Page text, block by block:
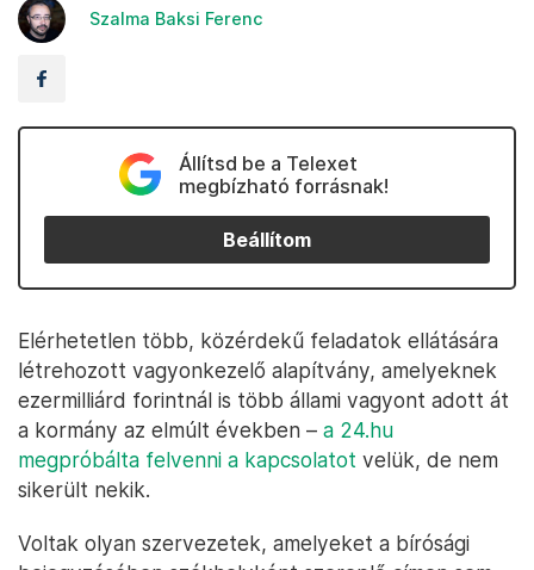
Szalma Baksi Ferenc
Állítsd be a Telexet
megbízható forrásnak!
Beállítom
Elérhetetlen több, közérdekű feladatok ellátására
létrehozott vagyonkezelő alapítvány, amelyeknek
ezermilliárd forintnál is több állami vagyont adott át
a kormány az elmúlt években – a 24.hu
megpróbálta felvenni a kapcsolatot velük, de nem
sikerült nekik.
Voltak olyan szervezetek, amelyeket a bírósági